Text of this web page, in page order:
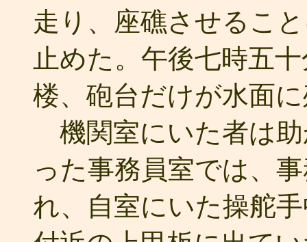
走り、座礁させるこ
止めた。午後七時五
楼、砲台だけが水面
機関室にいた者は
った事務員室では、
れ、自室にいた操舵